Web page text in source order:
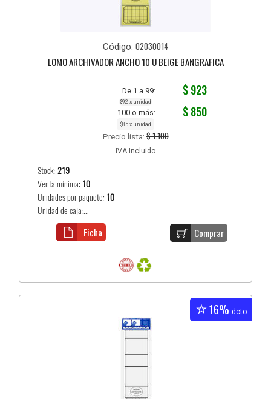
Código: 02030014
LOMO ARCHIVADOR ANCHO 10 U BEIGE BANGRAFICA
De 1 a 99: $ 923
$92 x unidad
100 o más: $ 850
$85 x unidad
Precio lista:$ 1.100
IVA Incluido
Stock:219
Venta mínima: 10
Unidades por paquete: 10
Unidad de caja:...
Comprar
Ficha
16% dcto